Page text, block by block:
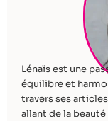
Lénaïs est une
équilibre et
travers ses
allant de la